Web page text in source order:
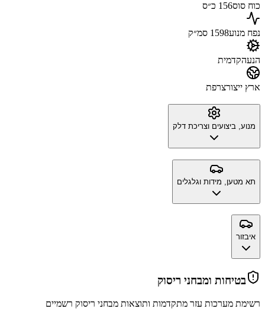
כוח סוס156 כ״ס
נפח מנוע1598 סמ״ק
הנעהקדמית
ארץ ייצורצרפת
מנוע, ביצועים וצריכת דלק
תא מטען, מידות וגלגלים
איבזור
בטיחות ומבחני ריסוק
רשימת מערכות עזר מתקדמות ותוצאות מבחני ריסוק רשמיים